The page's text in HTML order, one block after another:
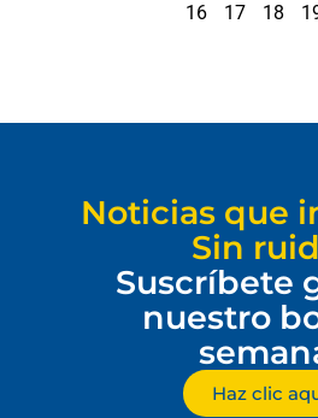
16 17 18
Noticias que
Sin
Suscríbete
nuestro
Haz clic